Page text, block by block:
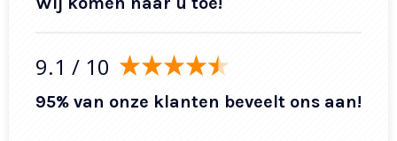
9.1 / 10
95% van onze klanten beveelt ons aan!